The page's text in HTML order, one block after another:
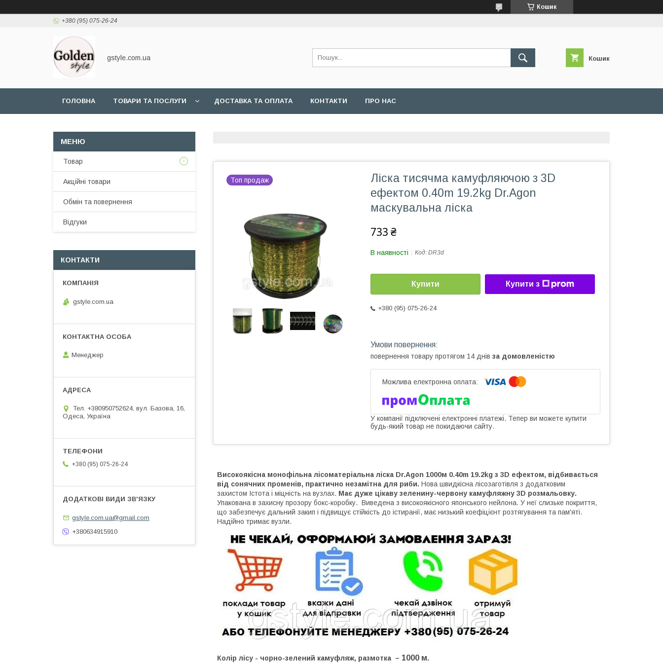
Кошик
+380 (95) 075-26-24
gstyle.com.ua Кошик
ГОЛОВНА ТОВАРИ ТА ПОСЛУГИ ДОСТАВКА ТА ОПЛАТА КОНТАКТИ ПРО НАС
Топ продаж
Ліска тисячма камуфляючою з 3D
ефектом 0.40m 19.2kg Dr.Agon
маскувальна ліска
733 ₴
В наявності Код: DR3d
Купити Купити з
+380 (95) 075-26-24
повернення товару протягом 14 днів за домовленістю
У компанії підключені електронні платежі. Тепер ви можете купити
будь-який товар не покидаючи сайту.
Високоякісна монофільна лісоматеріальна ліска Dr.Agon 1000м 0.40m 19.2kg з 3D ефектом, відбивається
від сонячних променів, практично незамітна для риби. Нова швидкісна лісозаготівля з додатковим
захистом Істота і міцність на вузлах. Має дуже цікаву зеленину-червону камуфляжну 3D розмальовку.
Упакована в захисну прозору бокс-коробку. Виведена з високоякісного японського нейлона. У неї слизьке покриття,
що забезпечує дальний закип і підвищує стійкість до істиранії, має низький коефіцієнт розтягування та пам'яті.
Надійно тримає вузли.
Колір лісу - чорно-зелений камуфляж, размотка – 1000 м.
Товар
Акційні товари
Обмін та повернення
Відгуки
КОНТАКТИ
gstyle.com.ua
Менеджер
Тел. +380950752624, вул. Базова, 16,
Одеса, Україна
+380 (95) 075-26-24
gstyle.com.ua@gmail.com
+380634915910